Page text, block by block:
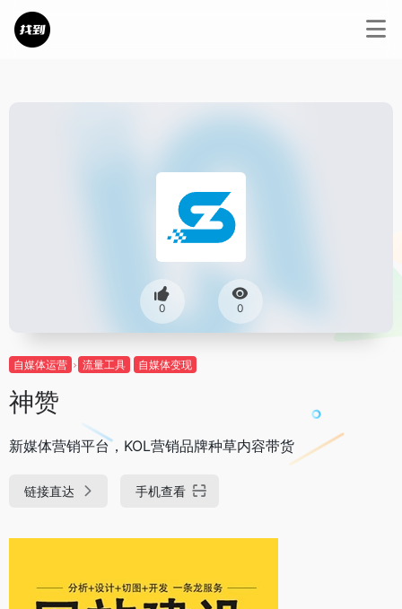
0 0
自媒体运营 流量工具 自媒体变现
神赞
新媒体营销平台，KOL营销品牌种草内容带货
链接直达 手机查看